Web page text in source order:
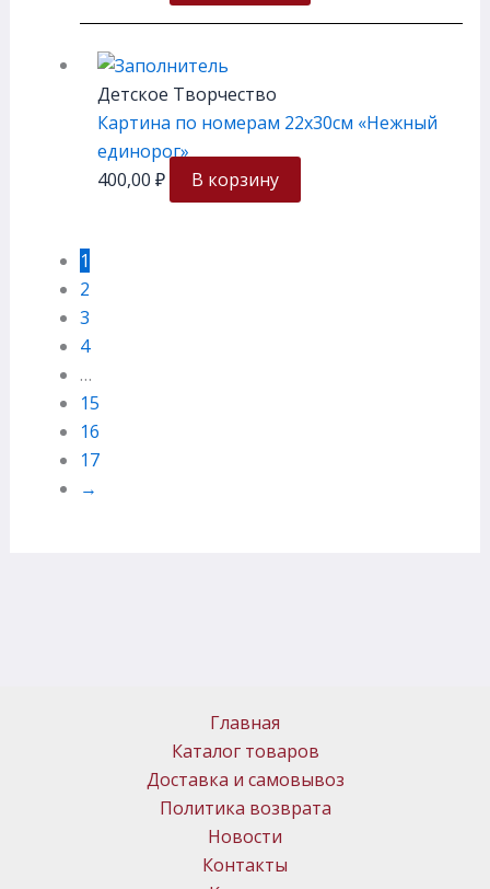
Детское Творчество
Картина по номерам 22х30см «Нежный
единорог»
400,00 ₽ В корзину
1
2
3
4
…
15
16
17
→
Главная
Каталог товаров
Доставка и самовывоз
Политика возврата
Новости
Контакты